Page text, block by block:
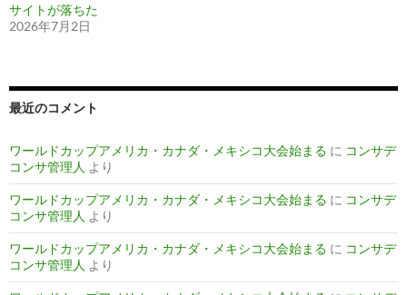
サイトが落ちた
2026年7月2日
最近のコメント
ワールドカップアメリカ・カナダ・メキシコ大会始まる に コンサデ
コンサ管理人 より
ワールドカップアメリカ・カナダ・メキシコ大会始まる に コンサデ
コンサ管理人 より
ワールドカップアメリカ・カナダ・メキシコ大会始まる に コンサデ
コンサ管理人 より